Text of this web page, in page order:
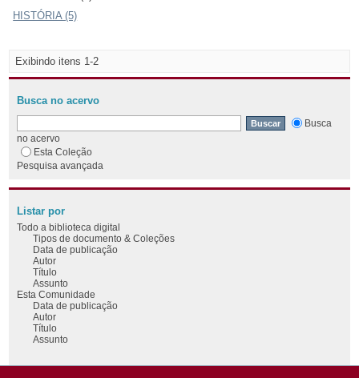
HISTÓRIA (5)
Exibindo itens 1-2
Busca no acervo
Busca
no acervo
Esta Coleção
Pesquisa avançada
Listar por
Todo a biblioteca digital
Tipos de documento & Coleções
Data de publicação
Autor
Título
Assunto
Esta Comunidade
Data de publicação
Autor
Título
Assunto